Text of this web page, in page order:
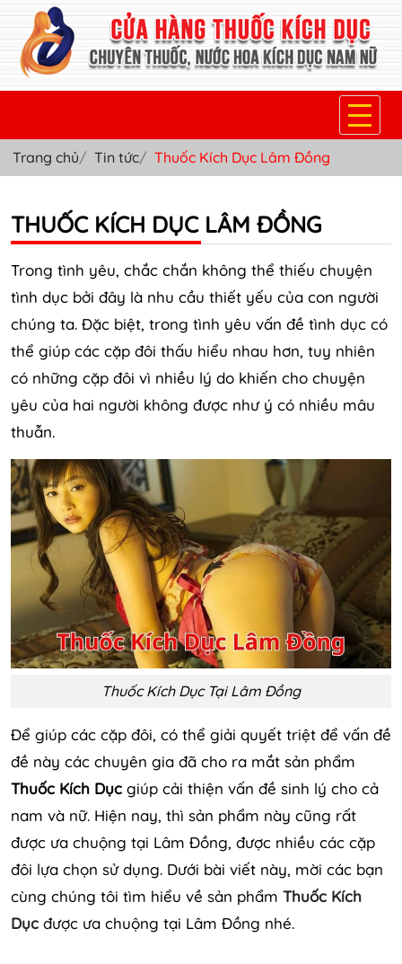
TRANG CHỦ
THUỐC NƯỚC KÍCH DỤC NAM
THUỐC VIÊN KÍCH DỤC NAM
SẢN PHẨM KHÁC
Trang chủ Tin tức Thuốc Kích Dục Lâm Đồng
THUỐC KÍCH DỤC LÂM ĐỒNG
Trong tình yêu, chắc chắn không thể thiếu chuyện
tình dục bởi đây là nhu cầu thiết yếu của con người
chúng ta. Đặc biệt, trong tình yêu vấn đề tình dục có
thể giúp các cặp đôi thấu hiểu nhau hơn, tuy nhiên
có những cặp đôi vì nhiều lý do khiến cho chuyện
yêu của hai người không được như ý có nhiều mâu
thuẫn.
Thuốc Kích Dục Tại Lâm Đồng
Để giúp các cặp đôi, có thể giải quyết triệt để vấn đề
đề này các chuyên gia đã cho ra mắt sản phẩm
Thuốc Kích Dục giúp cải thiện vấn đề sinh lý cho cả
nam và nữ. Hiện nay, thì sản phẩm này cũng rất
được ưa chuộng tại Lâm Đồng, được nhiều các cặp
đôi lựa chọn sử dụng. Dưới bài viết này, mời các bạn
cùng chúng tôi tìm hiểu về sản phẩm Thuốc Kích
Dục được ưa chuộng tại Lâm Đồng nhé.